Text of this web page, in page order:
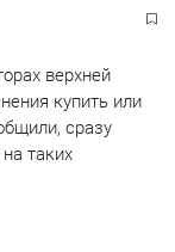
верхней
купить или
сразу
таких